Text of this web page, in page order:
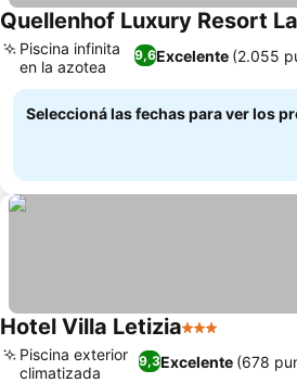
Quellenhof Luxury Resort
9,6Excelente (2.055
Piscina infinita
en la azotea
Seleccioná las fechas para ver los
Hotel Villa Letizia3 Estrellas
9,3Excelente (678
Piscina exterior
climatizada